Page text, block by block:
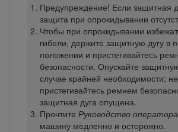
Предупреждение! Если защитная
защита при опрокидывании
Чтобы при опрокидывании
гибели, держите защитную дугу в
положении и пристегивайтесь
безопасности. Опускайте
случае крайней необходимости; не
пристегивайтесь ремнем
защитная дуга опущена.
Прочтите Руководство оператора
машину медленно и осторожно.